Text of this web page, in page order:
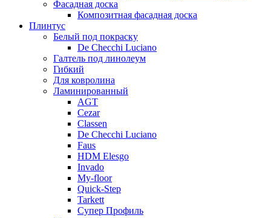
Фасадная доска
Композитная фасадная доска
Плинтус
Белый под покраску
De Checchi Luciano
Галтель под линолеум
Гибкий
Для ковролина
Ламинированный
AGT
Cezar
Classen
De Checchi Luciano
Faus
HDM Elesgo
Invado
My-floor
Quick-Step
Tarkett
Супер Профиль